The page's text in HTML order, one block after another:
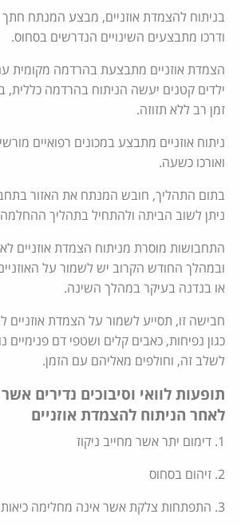
בניתוח להצמדת אוזניים, מבצע המנתח
ודרכו מתבצעים השינויים הנדרשים בסחוס.
הצמדת אוזניים מתבצעת בהרדמה מקומית
ילדים קטנים יעשה הניתוח בהרדמה
זמן רב ללא תזוזה.
ניתוח אוזניים מתבצע במכונים רפואיים
ואורכו כשעה.
בתום התהליך, חובש המנתח את האזור
ניתן לשוב הביתה ולהתחיל בתהליך
התחבושות מוסרת מניתוח הצמדת אוזניים
ובמהלך החודש הקרוב יש לשמור על
או בנדנה בעיקר במהלך השינה.
חבישה זו, תסייע לשמור על הצמדת אוזניים
כגון נפיחות, כאבים קלים ושטפי דם פנימיים
לשלב זה, וחולפים מאליהם עם הזמן.
תופעות לוואי וסיבוכים נדירים
לאחר הניתוח להצמדת אוזניים
1. דימום יתר אשר מחייב ניקוז
2. זיהום בסחוס
3. התפתחות צלקת אשר אינה מחלימה כיאות